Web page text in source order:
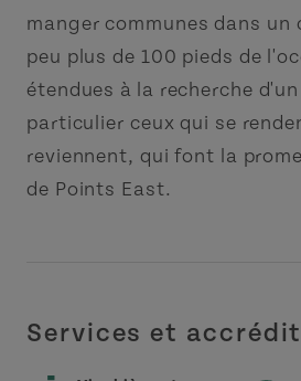
manger communes dans
peu plus de 100 pieds de
étendues à la recherche
particulier ceux qui se
reviennent, qui font la
de Points East.
Services et